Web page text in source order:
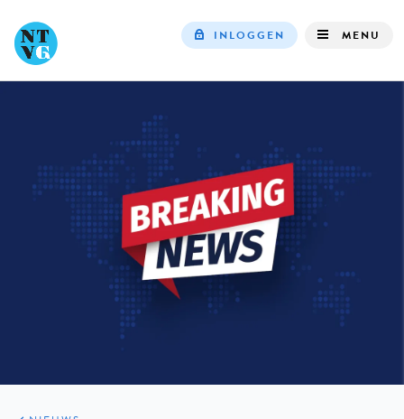
INLOGGEN MENU
ARTIKELEN
HET